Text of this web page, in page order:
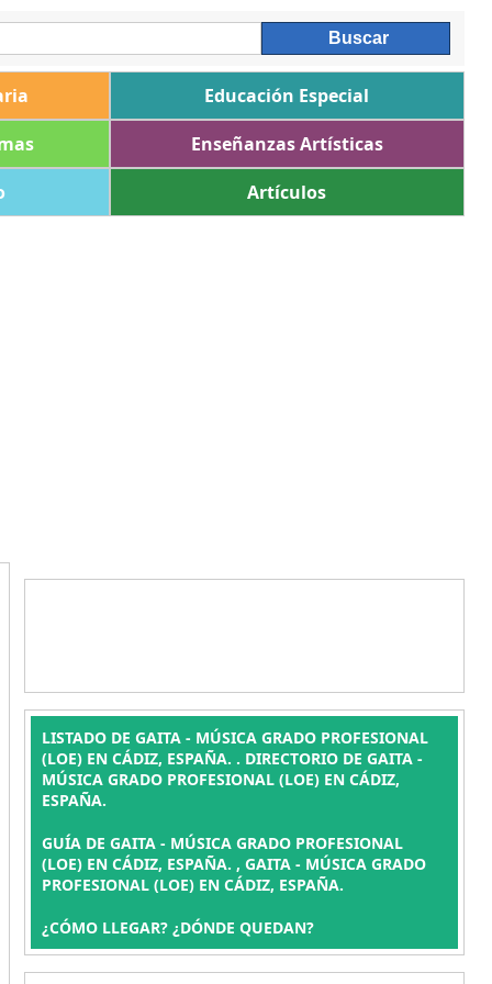
Educación Especial
Enseñanzas Artísticas
Artículos
LISTADO DE GAITA - MÚSICA GRADO PROFESIONAL
(LOE) EN CÁDIZ, ESPAÑA. . DIRECTORIO DE GAITA -
MÚSICA GRADO PROFESIONAL (LOE) EN CÁDIZ,
ESPAÑA.
GUÍA DE GAITA - MÚSICA GRADO PROFESIONAL
(LOE) EN CÁDIZ, ESPAÑA. , GAITA - MÚSICA GRADO
PROFESIONAL (LOE) EN CÁDIZ, ESPAÑA.
¿CÓMO LLEGAR? ¿DÓNDE QUEDAN?